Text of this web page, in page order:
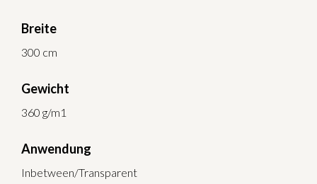
Breite
300 cm
Gewicht
360 g/m1
Anwendung
Inbetween/Transparent